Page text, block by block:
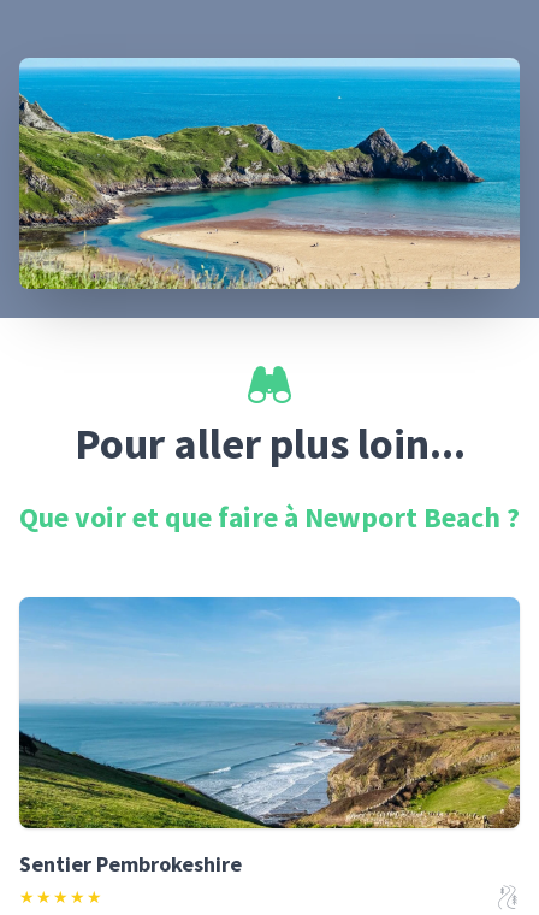
Pour aller plus loin...
Que voir et que faire à Newport Beach ?
Sentier Pembrokeshire
★★★★★